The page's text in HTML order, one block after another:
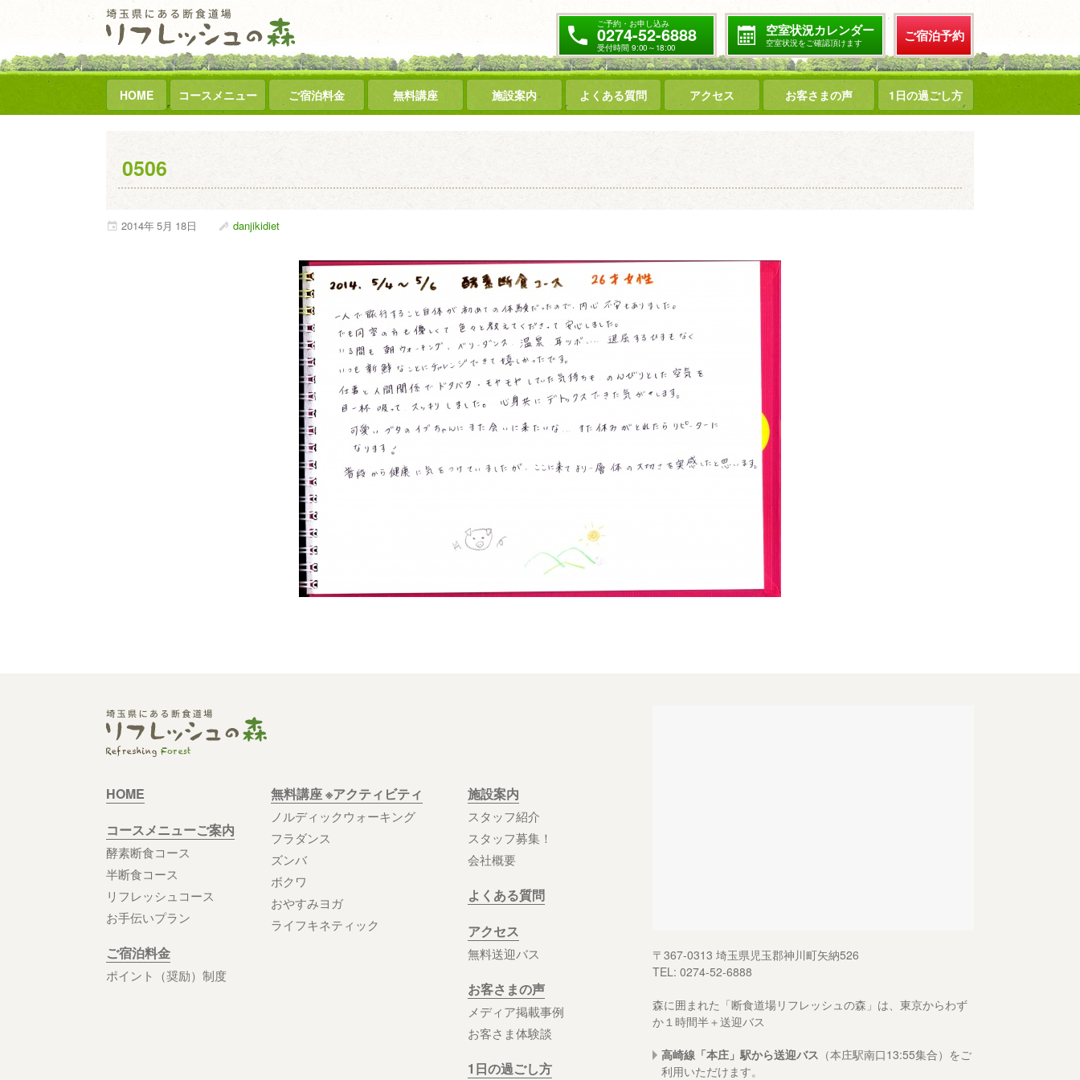
ご予約・お申し込み
0274-52-6888
受付時間 9:00～18:00
空室状況カレンダー
空室状況をご確認頂けます ご宿泊予約
HOME コースメニュー ご宿泊料金 無料講座 施設案内 よくある質問 アクセス お客さまの声 1日の過ごし方
0506
2014年5月 18日 danjikidiet
HOME
コースメニューご案内
酵素断食コース
半断食コース
リフレッシュコース
お手伝いプラン
ご宿泊料金
ポイント（奨励）制度
無料講座 ※アクティビティ
ノルディックウォーキング
フラダンス
ズンバ
ボクワ
おやすみヨガ
ライフキネティック
施設案内
スタッフ紹介
スタッフ募集！
会社概要
よくある質問
アクセス
無料送迎バス
お客さまの声
メディア掲載事例
お客さま体験談
1日の過ごし方
〒367-0313 埼玉県児玉郡神川町矢納526
TEL: 0274-52-6888
森に囲まれた「断食道場リフレッシュの森」は、東京からわず
か１時間半＋送迎バス
高崎線「本庄」駅から送迎バス （本庄駅南口13:55集合）をご
利用いただけます。